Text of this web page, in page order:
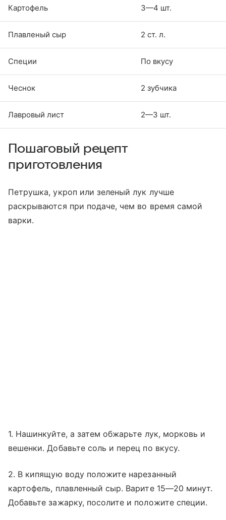
Картофель 3—4 шт.
Плавленый сыр 2 ст. л.
Специи По вкусу
Чеснок 2 зубчика
Лавровый лист 2—3 шт.
Пошаговый рецепт
приготовления
Петрушка, укроп или зеленый лук лучше
раскрываются при подаче, чем во время самой
варки.
1. Нашинкуйте, а затем обжарьте лук, морковь и
вешенки. Добавьте соль и перец по вкусу.
2. В кипящую воду положите нарезанный
картофель, плавленный сыр. Варите 15—20 минут.
Добавьте зажарку, посолите и положите специи.